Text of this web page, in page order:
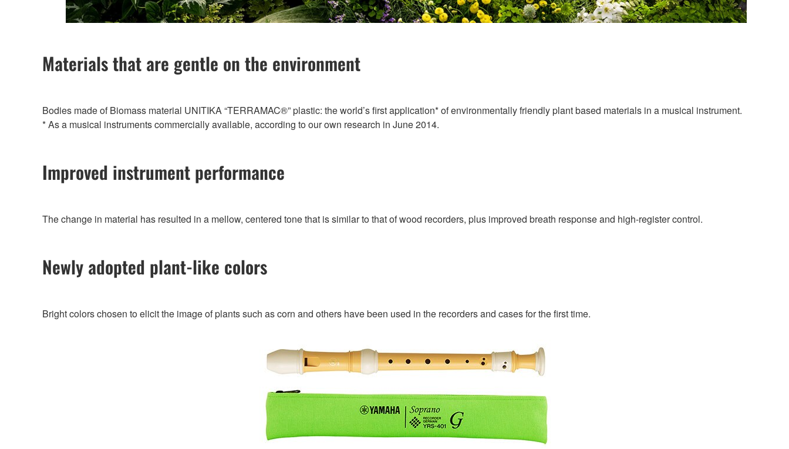
Materials that are gentle on the environment
Bodies made of Biomass material UNITIKA “TERRAMAC®” plastic: the world’s first application* of environmentally friendly plant based materials in a musical instrument.
* As a musical instruments commercially available, according to our own research in June 2014.
Improved instrument performance
The change in material has resulted in a mellow, centered tone that is similar to that of wood recorders, plus improved breath response and high-register control.
Newly adopted plant-like colors
Bright colors chosen to elicit the image of plants such as corn and others have been used in the recorders and cases for the first time.